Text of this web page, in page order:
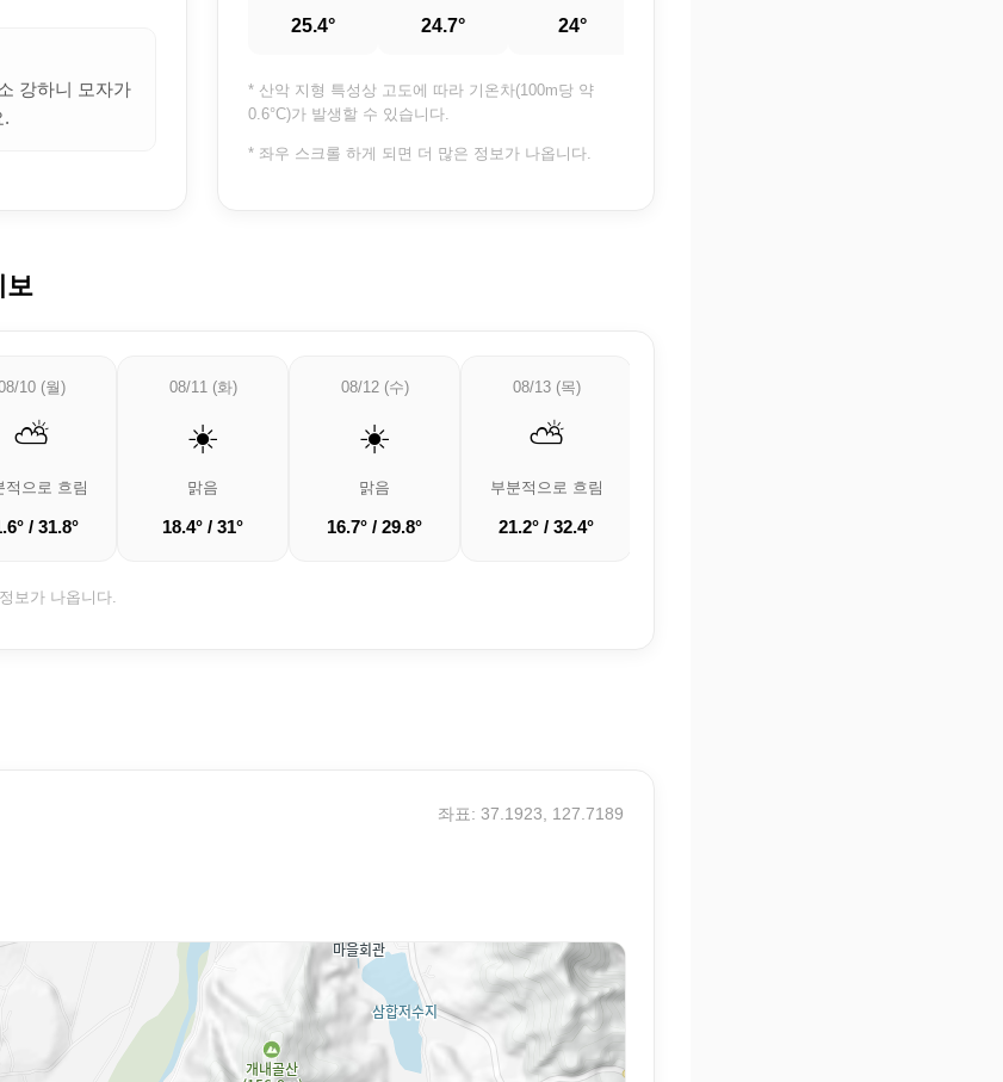
강하니 모자가
.
25.4° 24.7° 24°
* 산악 지형 특성상 고도에 따라 기온차(100m당 약
0.6°C)가 발생할 수 있습니다.
* 좌우 스크롤 하게 되면 더 많은 정보가 나옵니다.
보
10 (월)
⛅
적으로 흐림
/ 31.8°
08/11 (화)
☀️
맑음
18.4° / 31°
08/12 (수)
☀️
맑음
16.7° / 29.8°
08/13 (목)
⛅
부분적으로 흐림
21.2° / 32.4°
보가 나옵니다.
좌표: 37.1923, 127.7189